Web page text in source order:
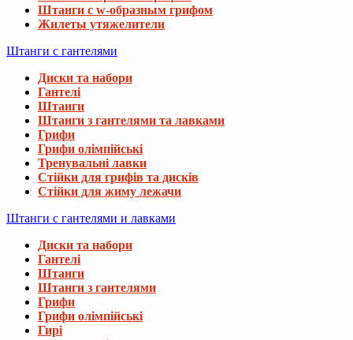
Штанги с w-образным грифом
Жилеты утяжелители
Штанги с гантелями
Диски та набори
Гантелі
Штанги
Штанги з гантелями та лавками
Грифи
Грифи олімпійські
Тренувальні лавки
Стійки для грифів та дисків
Стійки для жиму лежачи
Штанги с гантелями и лавками
Диски та набори
Гантелі
Штанги
Штанги з гантелями
Грифи
Грифи олімпійські
Гирі